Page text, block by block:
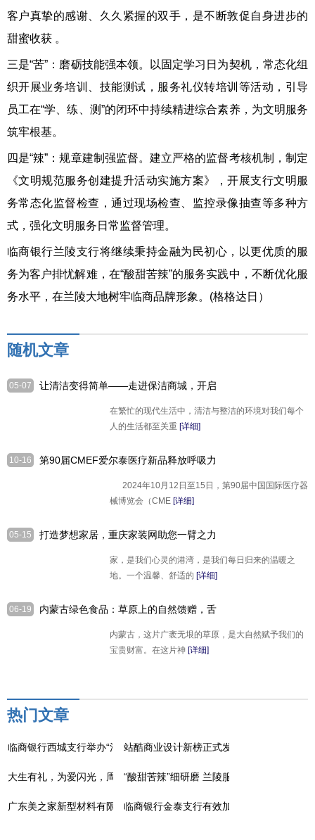
客户真挚的感谢、久久紧握的双手，是不断敦促自身进步的
甜蜜收获 。
三是“苦”：磨砺技能强本领。以固定学习日为契机，常态化组
织开展业务培训、技能测试，服务礼仪转培训等活动，引导
员工在“学、练、测”的闭环中持续精进综合素养，为文明服务
筑牢根基。
四是“辣”：规章建制强监督。建立严格的监督考核机制，制定
《文明规范服务创建提升活动实施方案》，开展支行文明服
务常态化监督检查，通过现场检查、监控录像抽查等多种方
式，强化文明服务日常监督管理。
临商银行兰陵支行将继续秉持金融为民初心，以更优质的服
务为客户排忧解难，在“酸甜苦辣”的服务实践中，不断优化服
务水平，在兰陵大地树牢临商品牌形象。(格格达日）
随机文章
05-07
让清洁变得简单——走进保洁商城，开启
在繁忙的现代生活中，清洁与整洁的环境对我们每个
人的生活都至关重 [详细]
10-16
第90届CMEF爱尔泰医疗新品释放呼吸力
2024年10月12日至15日，第90届中国国际医疗器
械博览会（CME [详细]
05-15 打造梦想家居，重庆家装网助您一臂之力
家，是我们心灵的港湾，是我们每日归来的温暖之
地。一个温馨、舒适的 [详细]
06-19
内蒙古绿色食品：草原上的自然馈赠，舌
内蒙古，这片广袤无垠的草原，是大自然赋予我们的
宝贵财富。在这片神 [详细]
热门文章
临商银行西城支行举办“清凉夏至、金融降暑”主题客户活动
站酷商业设计新榜正式发布！以多样“设计
大生有礼，为爱闪光，周大生大师艺术珠宝七夕新品点亮爱的光芒
“酸甜苦辣”细研磨 兰陵服务提质效
广东美之家新型材料有限公司演绎高雅与奢华的魅力，让人感觉到惊艳
临商银行金泰支行有效加强人员劳动纪律管